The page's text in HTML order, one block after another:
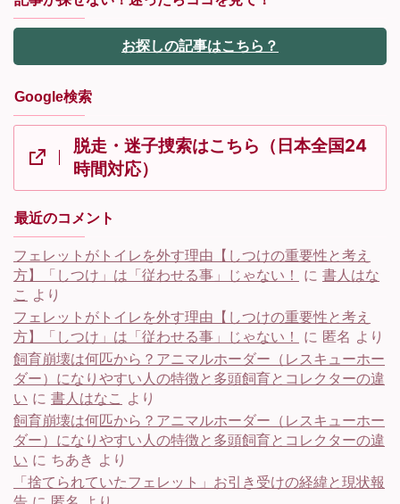
お探しの記事はこちら？
Google検索
脱走・迷子捜索はこちら（日本全国24
時間対応）
最近のコメント
フェレットがトイレを外す理由【しつけの重要性と考え
方】「しつけ」は「従わせる事」じゃない！
に 書人はな
こ より
フェレットがトイレを外す理由【しつけの重要性と考え
方】「しつけ」は「従わせる事」じゃない！
に 匿名 より
飼育崩壊は何匹から？アニマルホーダー（レスキューホー
ダー）になりやすい人の特徴と多頭飼育とコレクターの違
い に 書人はなこ より
飼育崩壊は何匹から？アニマルホーダー（レスキューホー
ダー）になりやすい人の特徴と多頭飼育とコレクターの違
い に ちあき より
「捨てられていたフェレット」お引き受けの経緯と現状報